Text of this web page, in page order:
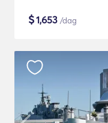
$1,653 /dag